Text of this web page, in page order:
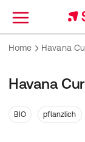
Menü
Home Havana
Havana
BIO pflanzlich